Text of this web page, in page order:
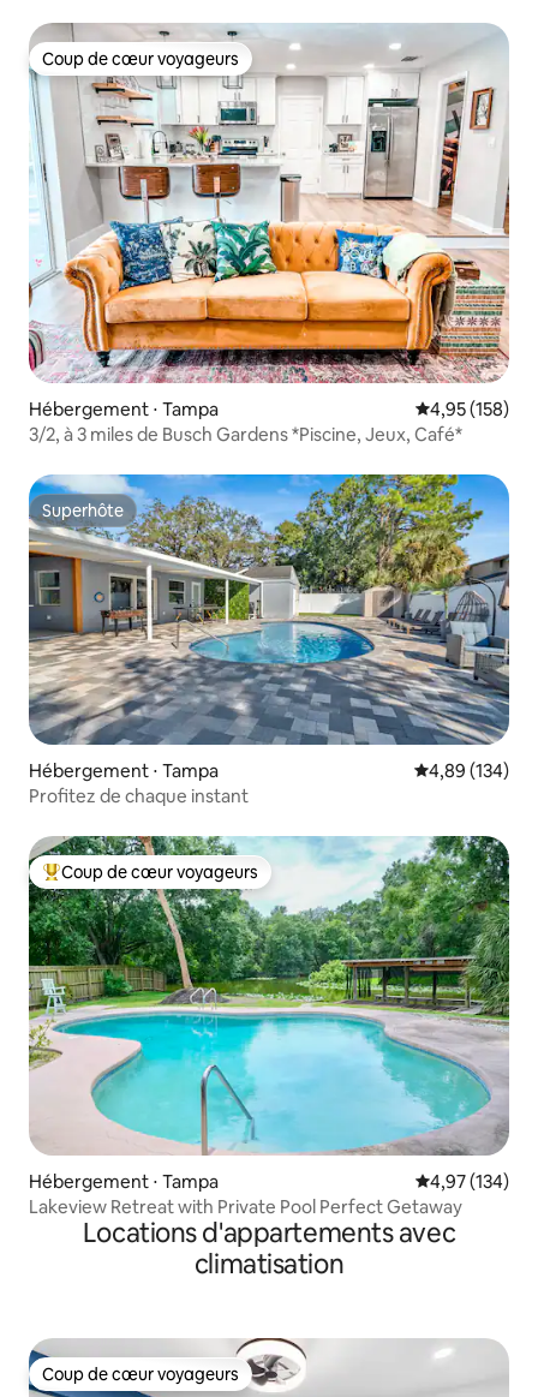
Coup de cœur voyageurs
Coup de cœur voyageurs
Hébergement ⋅ Tampa Évaluation
4,95 (158)
3/2, à 3 miles de Busch Gardens *Piscine, Jeux, Café*
Superhôte
Superhôte
Hébergement ⋅ Tampa Évaluation
4,89 (134)
Profitez de chaque instant
Coups de cœur voyageurs les plus appréciés
Coup de cœur voyageurs
Hébergement ⋅ Tampa Évaluation
4,97 (134)
Lakeview Retreat with Private Pool Perfect Getaway
Locations d'appartements avec
climatisation
Coup de cœur voyageurs
Coup de cœur voyageurs